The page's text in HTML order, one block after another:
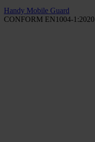
Handy Mobile Guard
CONFORM EN1004-1:2020